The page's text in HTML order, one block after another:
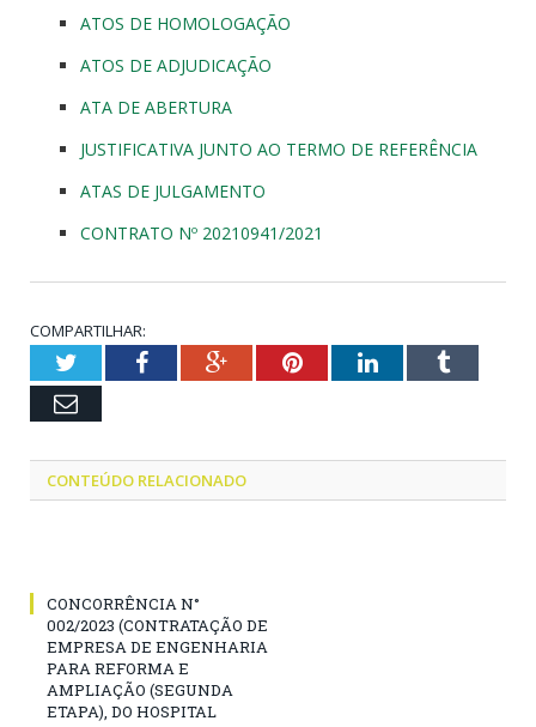
ATOS DE HOMOLOGAÇÃO
ATOS DE ADJUDICAÇÃO
ATA DE ABERTURA
JUSTIFICATIVA JUNTO AO TERMO DE REFERÊNCIA
ATAS DE JULGAMENTO
CONTRATO Nº 20210941/2021
COMPARTILHAR:
TwitterFacebookGoogle+PinterestLinkedInTumblr
Email
CONTEÚDO RELACIONADO
CONCORRÊNCIA N°
002/2023 (CONTRATAÇÃO DE
EMPRESA DE ENGENHARIA
PARA REFORMA E
AMPLIAÇÃO (SEGUNDA
ETAPA), DO HOSPITAL